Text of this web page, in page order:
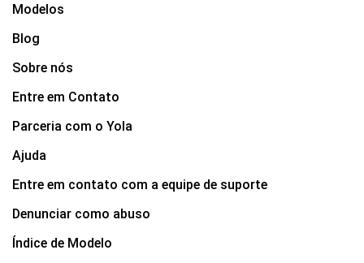
Modelos
Blog
Sobre nós
Entre em Contato
Parceria com o Yola
Ajuda
Entre em contato com a equipe de suporte
Denunciar como abuso
Índice de Modelo